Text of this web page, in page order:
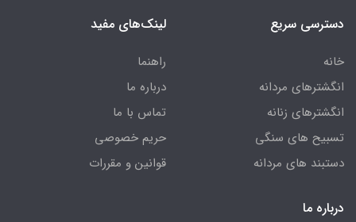
دسترسی سریع
خانه
انگشترهای مردانه
انگشترهای زنانه
تسبیح های سنگی
دستبند های مردانه
لینک‌های مفید
راهنما
درباره ما
تماس با ما
حریم خصوصی
قوانین و مقررات
درباره ما